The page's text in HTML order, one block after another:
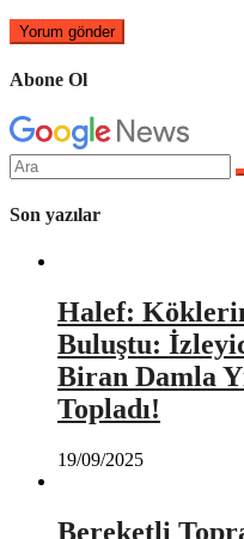
Abone Ol
Arama
yap:
Son yazılar
Halef:
Buluştu:
Biran Damla
Topladı!
19/09/2025
Bereketli